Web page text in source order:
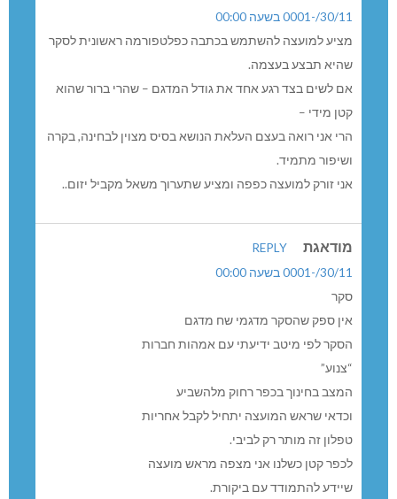
30/11/-0001 בשעה 00:00
מציע למועצה להשתמש בכתבה כפלטפורמה ראשונית לסקר
שהיא תבצע בעצמה.
אם לשים בצד רגע אחד את גודל המדגם – שהרי ברור שהוא
קטן מידי –
הרי אני רואה בעצם העלאת הנושא בסיס מצוין לבחינה, בקרה
ושיפור מתמיד.
אני זורק למועצה כפפה ומציע שתערוך משאל מקביל יזום..
מודאגת
REPLY
30/11/-0001 בשעה 00:00
סקר
אין ספק שהסקר מדגמי שח מדגם
הסקר לפי מיטב ידיעתי עם אמהות חברות
“צנוע”
המצב בחינוך בכפר רחוק מלהשביע
וכדאי שראש המועצה יתחיל לקבל אחריות
טפלון זה מותר רק לביבי.
לכפר קטן כשלנו אני מצפה מראש מועצה
שיידע להתמודד עם ביקורת.